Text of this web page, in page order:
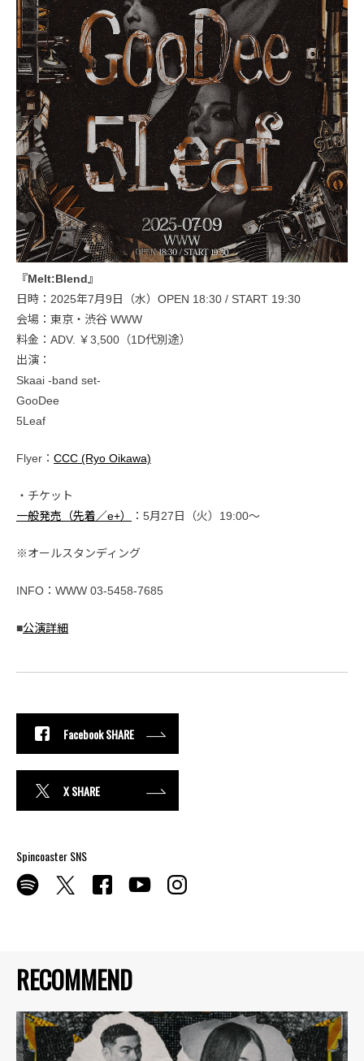
RECOMMEND
『Melt:Blend』
日時：2025年7月9日（水）OPEN 18:30 / START 19:30
会場：東京・渋谷 WWW
料金：ADV. ￥3,500（1D代別途）
出演：
Skaai -band set-
GooDee
5Leaf
Flyer： CCC (Ryo Oikawa)
・チケット
一般発売（先着／e+）
：5月27日（火）19:00〜
※オールスタンディング
INFO：WWW 03-5458-7685
■公演詳細
Facebook SHARE
X SHARE
Spincoaster SNS